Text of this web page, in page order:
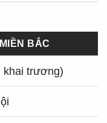
BẮC
khai trương)